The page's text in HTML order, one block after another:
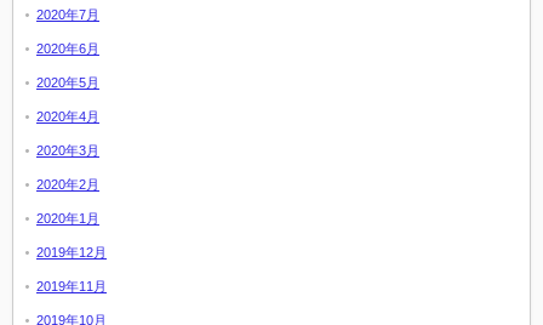
2020年7月
2020年6月
2020年5月
2020年4月
2020年3月
2020年2月
2020年1月
2019年12月
2019年11月
2019年10月